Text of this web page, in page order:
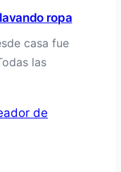
ropa
casa fue
las